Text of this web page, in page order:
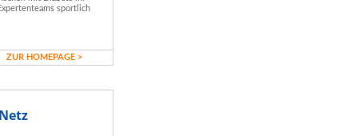
sportlich
ZUR HOMEPAGE >